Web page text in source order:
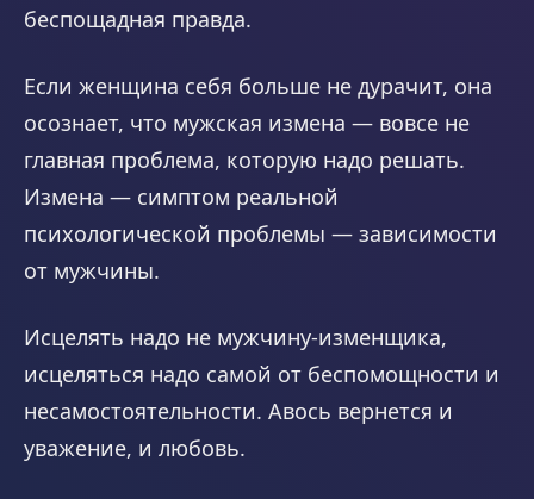
беспощадная правда.
Если женщина себя больше не дурачит, она
осознает, что мужская измена — вовсе не
главная проблема, которую надо решать.
Измена — симптом реальной
психологической проблемы — зависимости
от мужчины.
Исцелять надо не мужчину-изменщика,
исцеляться надо самой от беспомощности и
несамостоятельности. Авось вернется и
уважение, и любовь.